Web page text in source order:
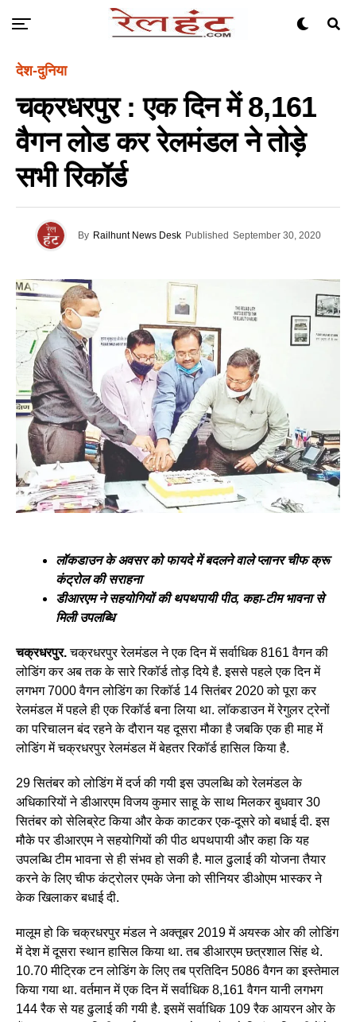
देश-दुनिया
चक्रधरपुर : एक दिन में 8,161
वैगन लोड कर रेलमंडल ने तोड़े
सभी रिकॉर्ड
By Railhunt News Desk Published September 30, 2020
लॉकडाउन के अवसर को फायदे में बदलने वाले प्लानर चीफ क्रू
कंट्रोल की सराहना
डीआरएम ने सहयोगियों की थपथपायी पीठ, कहा-टीम भावना से
मिली उपलब्धि
चक्रधरपुर.चक्रधरपुर रेलमंडल ने एक दिन में सर्वाधिक 8161 वैगन की
लोडिंग कर अब तक के सारे रिकॉर्ड तोड़ दिये है. इससे पहले एक दिन में
लगभग 7000 वैगन लोडिंग का रिकॉर्ड 14 सितंबर 2020 को पूरा कर
रेलमंडल में पहले ही एक रिकॉर्ड बना लिया था. लॉकडाउन में रेगुलर ट्रेनों
का परिचालन बंद रहने के दौरान यह दूसरा मौका है जबकि एक ही माह में
लोडिंग में चक्रधरपुर रेलमंडल में बेहतर रिकॉर्ड हासिल किया है.
29 सितंबर को लोडिंग में दर्ज की गयी इस उपलब्धि को रेलमंडल के
अधिकारियों ने डीआरएम विजय कुमार साहू के साथ मिलकर बुधवार 30
सितंबर को सेलिब्रेट किया और केक काटकर एक-दूसरे को बधाई दी. इस
मौके पर डीआरएम ने सहयोगियों की पीठ थपथपायी और कहा कि यह
उपलब्धि टीम भावना से ही संभव हो सकी है. माल ढुलाई की योजना तैयार
करने के लिए चीफ कंट्रोलर एमके जेना को सीनियर डीओएम भास्कर ने
केक खिलाकर बधाई दी.
मालूम हो कि चक्रधरपुर मंडल ने अक्तूबर 2019 में अयस्क ओर की लोडिंग
में देश में दूसरा स्थान हासिल किया था. तब डीआरएम छत्रशाल सिंह थे.
10.70 मीट्रिक टन लोडिंग के लिए तब प्रतिदिन 5086 वैगन का इस्तेमाल
किया गया था. वर्तमान में एक दिन में सर्वाधिक 8,161 वैगन यानी लगभग
144 रैक से यह ढुलाई की गयी है. इसमें सर्वाधिक 109 रैक आयरन ओर के